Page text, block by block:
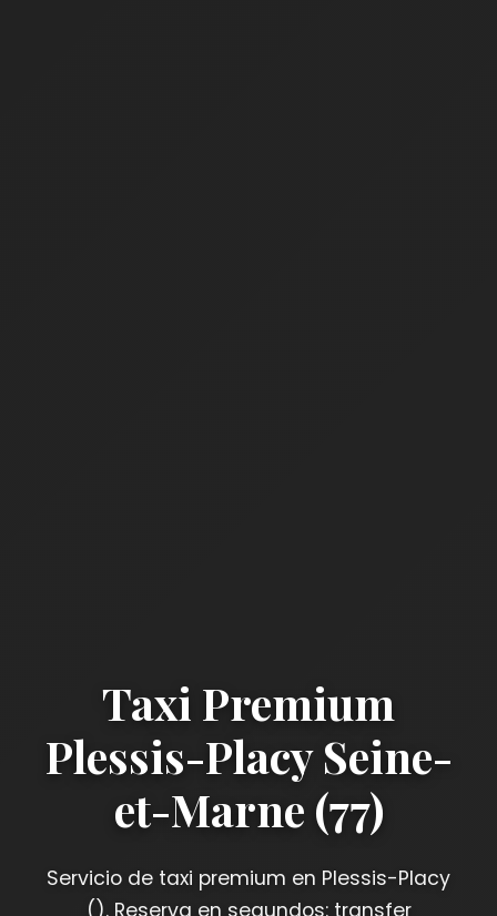
Taxi Premium
Plessis-Placy Seine-
et-Marne (77)
Servicio de taxi premium en Plessis-Placy
(). Reserva en segundos: transfer